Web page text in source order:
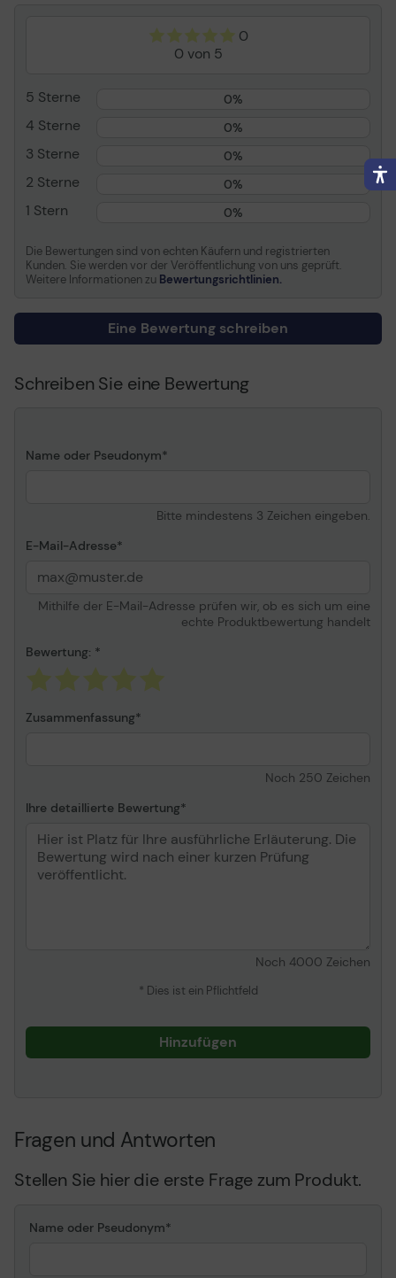
Deckung
DCP 145C, 163C, 165C,
365CN, 373CW, 375CW,
255CW, 290C, 295CN,
297C
Verbrauchsmaterial
Drucktechnologie
Tintenstrahl
Farbe
Magenta
Bis zu 260 Seiten bei 5%
Deckung
Informationen zur Kompatibilität
290C, 295CN, 297C
0
0 von 5
5 Sterne 0%
4 Sterne 0%
3 Sterne 0%
2 Sterne 0%
1 Stern 0%
Die Bewertungen sind von echten Käufern und registrierten
Kunden. Sie werden vor der Veröffentlichung von uns geprüft.
Weitere Informationen zu Bewertungsrichtlinien.
Eine Bewertung schreiben
Schreiben Sie eine Bewertung
Name oder Pseudonym
Bitte mindestens 3 Zeichen eingeben.
E-Mail-Adresse
Mithilfe der E-Mail-Adresse prüfen wir, ob es sich um eine
echte Produktbewertung handelt
Bewertung:
Zusammenfassung
Noch 250 Zeichen
Ihre detaillierte Bewertung
Noch 4000 Zeichen
* Dies ist ein Pflichtfeld
Hinzufügen
Fragen und Antworten
Stellen Sie hier die erste Frage zum Produkt.
Name oder Pseudonym